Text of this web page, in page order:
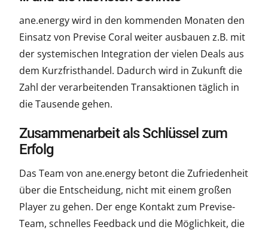
ane.energy wird in den kommenden Monaten den
Einsatz von Previse Coral weiter ausbauen z.B. mit
der systemischen Integration der vielen Deals aus
dem Kurzfristhandel. Dadurch wird in Zukunft die
Zahl der verarbeitenden Transaktionen täglich in
die Tausende gehen.
Zusammenarbeit als Schlüssel zum
Erfolg
Das Team von ane.energy betont die Zufriedenheit
über die Entscheidung, nicht mit einem großen
Player zu gehen. Der enge Kontakt zum Previse-
Team, schnelles Feedback und die Möglichkeit, die